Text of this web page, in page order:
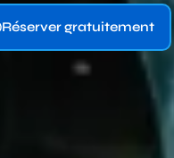
Réserver gratuitement